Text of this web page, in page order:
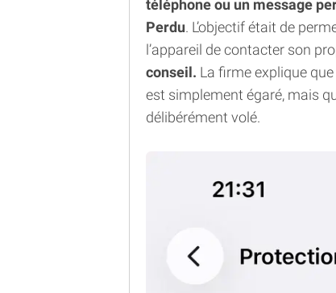
téléphone ou un message
Perdu. L’objectif était de
l’appareil de contacter son
conseil. La firme explique
est simplement égaré, mais
délibérément volé.